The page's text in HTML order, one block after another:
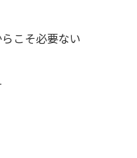
こそ必要ない